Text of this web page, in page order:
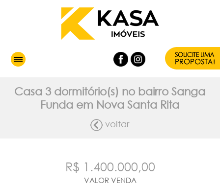
Casa 3 dormitório(s) no bairro Sanga
Funda em Nova Santa Rita
voltar
R$ 1.400.000,00
VALOR VENDA